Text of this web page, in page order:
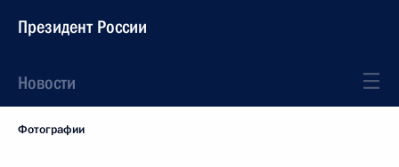
Президент России
Новости
Фотографии